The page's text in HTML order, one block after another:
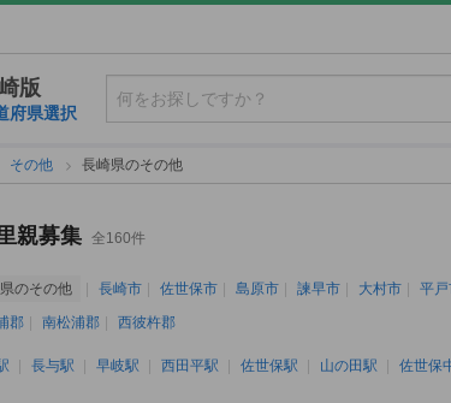
版
府県選択
その他 長崎県のその他
親募集 全160件
のその他 長崎市 佐世保市 島原市 諫早市 大村市 平
郡
南松浦郡 西彼杵郡
長与駅 早岐駅 西田平駅 佐世保駅 山の田駅 佐世保